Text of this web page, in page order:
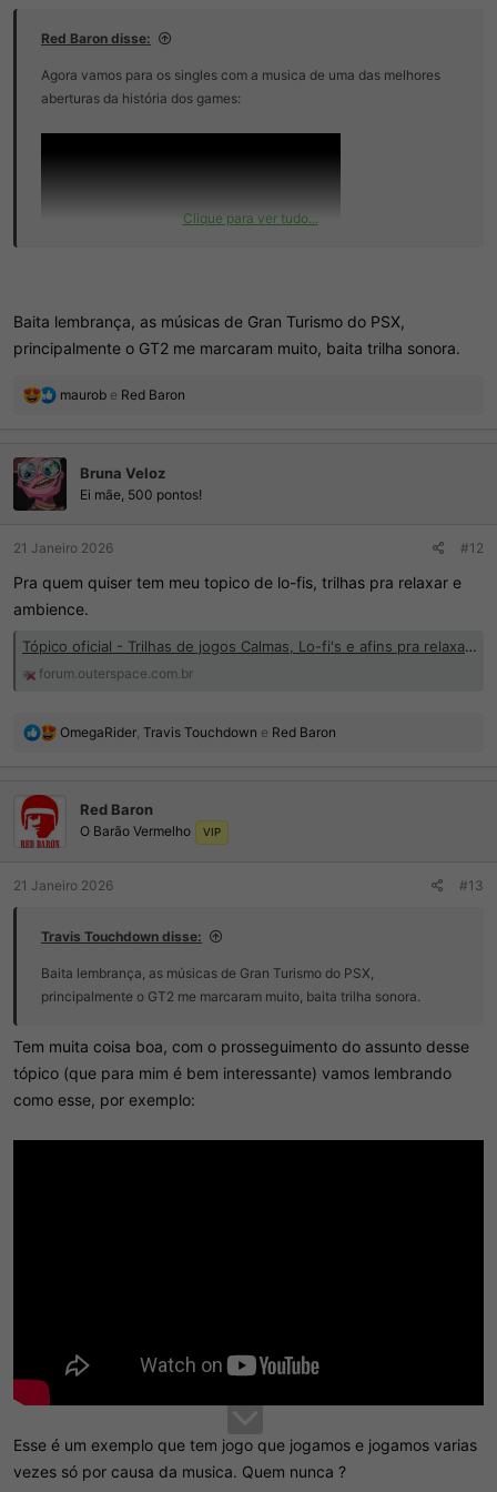
Red Baron disse:
Agora vamos para os singles com a musica de uma das melhores
aberturas da história dos games:
Clique para ver tudo...
Baita lembrança, as músicas de Gran Turismo do PSX,
principalmente o GT2 me marcaram muito, baita trilha sonora.
R
ç
õ
e
s
maurob e Red Baron
Bruna Veloz
Ei mãe, 500 pontos!
21 Janeiro 2026 #12
Pra quem quiser tem meu topico de lo-fis, trilhas pra relaxar e
ambience.
Tópico oficial - Trilhas de jogos Calmas, Lo-fi's e afins pra relaxar, estudar, dormir!!!!!
forum.outerspace.com.br
R
s
OmegaRider, Travis Touchdown e Red Baron
Red Baron
O Barão Vermelho VIP
21 Janeiro 2026 #13
Travis Touchdown disse:
Baita lembrança, as músicas de Gran Turismo do PSX,
principalmente o GT2 me marcaram muito, baita trilha sonora.
Tem muita coisa boa, com o prosseguimento do assunto desse
tópico (que para mim é bem interessante) vamos lembrando
como esse, por exemplo:
Esse é um exemplo que tem jogo que jogamos e jogamos varias
vezes só por causa da musica. Quem nunca ?